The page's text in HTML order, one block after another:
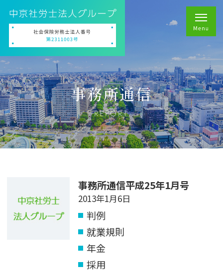
事務所通信
REPORT
事務所通信平成25年1月号
2013年1月6日
判例
就業規則
年金
採用